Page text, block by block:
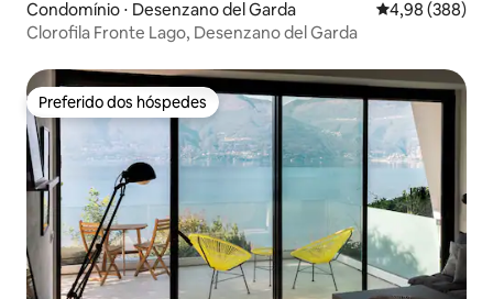
Condomínio ⋅ Desenzano del Garda 4,98 de uma
4,98 (388)
Clorofila Fronte Lago, Desenzano del Garda
Preferido dos hóspedes
Preferido dos hóspedes